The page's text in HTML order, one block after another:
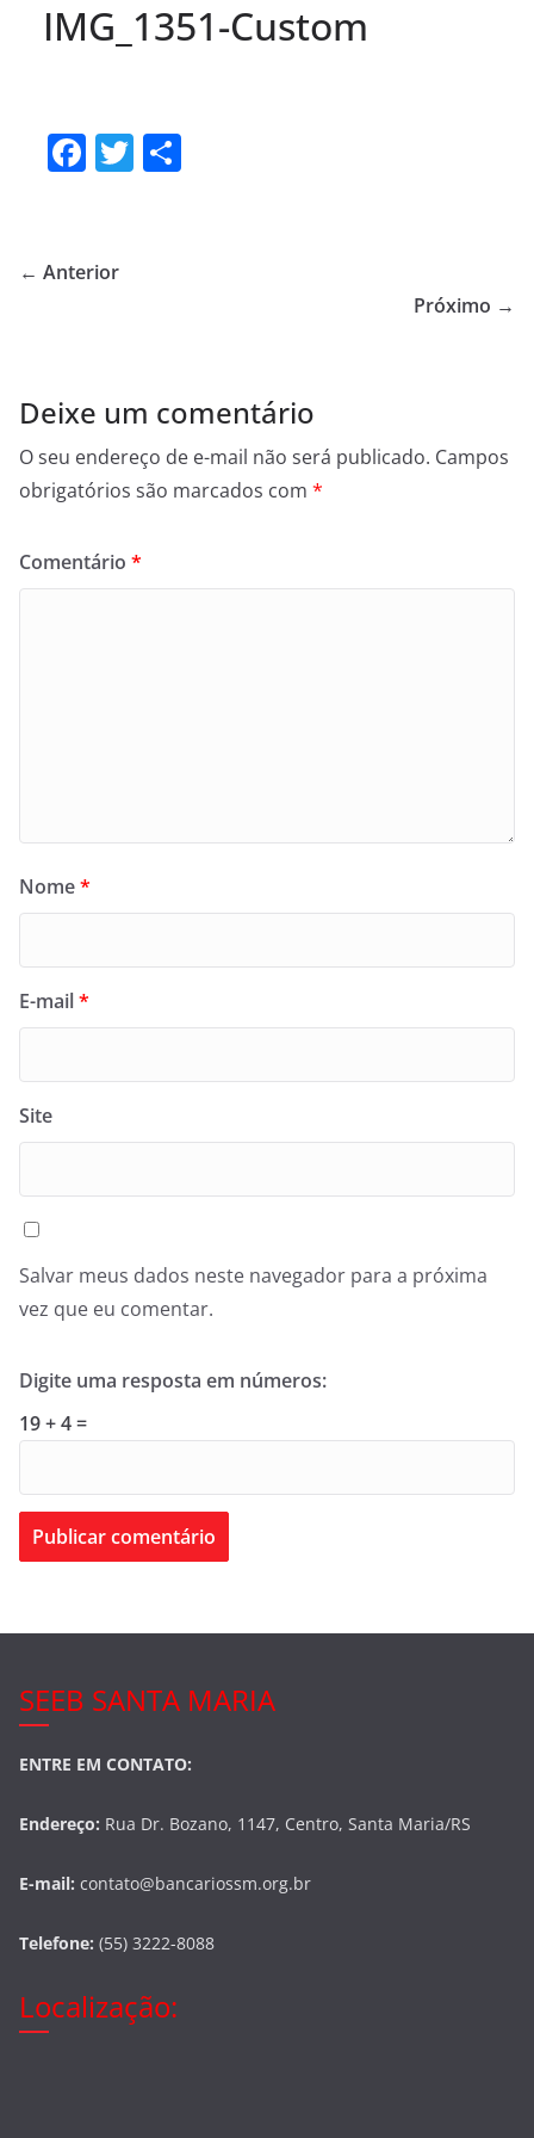
IMG_1351-Custom
F
e
k
T
← Anterior
Próximo →
Deixe um comentário
O seu endereço de e-mail não será publicado. Campos
obrigatórios são marcados com *
Comentário *
Nome*
E-mail*
Site
Salvar meus dados neste navegador para a próxima
vez que eu comentar.
Digite uma resposta em números:
19 + 4 =
SEEB SANTA MARIA
ENTRE EM CONTATO:
Endereço: Rua Dr. Bozano, 1147, Centro, Santa Maria/RS
E-mail: contato@bancariossm.org.br
Telefone: (55) 3222-8088
Localização: